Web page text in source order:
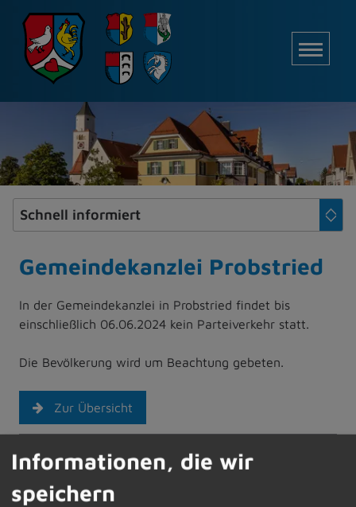
h
t
e
Gemeindekanzlei Probstried
In der Gemeindekanzlei in Probstried findet bis
einschließlich 06.06.2024 kein Parteiverkehr statt.
Die Bevölkerung wird um Beachtung gebeten.
Zur Übersicht
03.05.2024 Amtliche Bekanntmachungen
Informationen, die wir
speichern